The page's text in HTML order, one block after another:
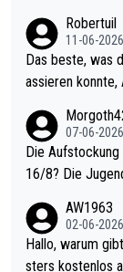
Robertuil
11-06-2026
Das beste, was
assieren konnte,
07-06-2026
Die
16/8? Die Jugendspiele waren letztes Jahr durchaus sehr kurz
Allerdings ist Mitchell Lawrie als
ziert. Somit
sters erstmal nichts. Ich denke sie wollen damit
AW1963
02-06-2026
Hallo, warum gibt es keinen Hinweis, dass die Nordic Darts Ma
sters kostenlos